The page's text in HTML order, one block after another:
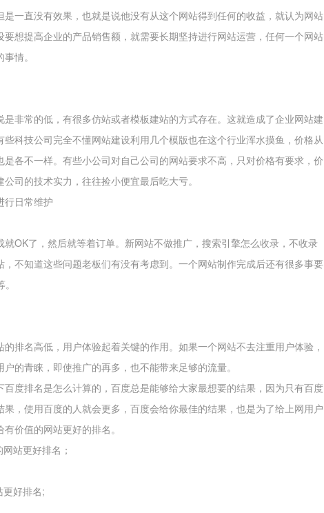
一直没有效果，也就是说他没有从这个网站得到任何的收益，就认为网站
想提高企业的产品销售额，就需要长期坚持进行网站运营，任何一个网站
情。
是非常的低，有很多仿站或者模板建站的方式存在。这就造成了企业网站建
科技公司完全不懂网站建设利用几个模版也在这个行业浑水摸鱼，价格从
是各不一样。有些小公司对自己公司的网站要求不高，只对价格有要求，价
司的技术实力，往往捡小便宜最后吃大亏。
行日常维护
OK了，然后就等着订单。新网站不做推广，搜索引擎怎么收录，不收录
不知道这些问题老板们有没有考虑到。一个网站制作完成后还有很多事要
排名高低，用户体验起着关键的作用。如果一个网站不去注重用户体验，
的青睐，即使推广的再多，也不能带来足够的流量。
度排名是怎么计算的，百度总是能够给大家最想要的结果，因为只有百度
，使用百度的人就会更多，百度会给你最佳的结果，也是为了给上网用户
价值的网站更好的排名。
站更好排名；
好排名;